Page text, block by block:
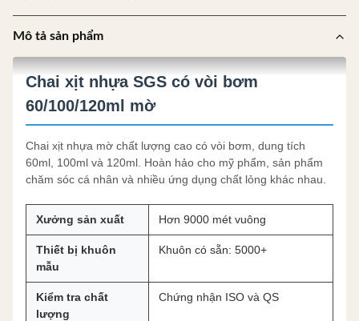
Mô tả sản phẩm
Chai xịt nhựa SGS có vòi bơm
60/100/120ml mờ
Chai xịt nhựa mờ chất lượng cao có vòi bơm, dung tích
60ml, 100ml và 120ml. Hoàn hảo cho mỹ phẩm, sản phẩm
chăm sóc cá nhân và nhiều ứng dụng chất lỏng khác nhau.
Xưởng sản xuất Hơn 9000 mét vuông
Thiết bị khuôn
mẫu
Khuôn có sẵn: 5000+
Kiểm tra chất
lượng
Chứng nhận ISO và QS